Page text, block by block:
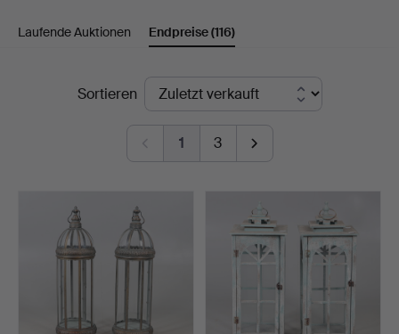
Lawrences
Laufende Auktionen Endpreise(116)
EndpreiseSortieren
1 3